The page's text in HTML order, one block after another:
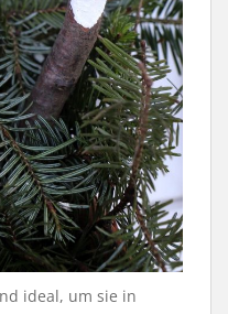
ideal, um sie in